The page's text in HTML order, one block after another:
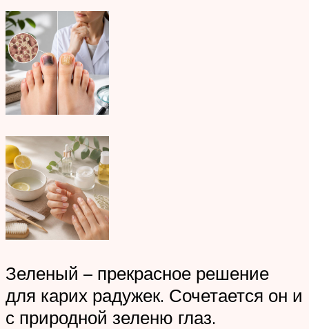
Зеленый – прекрасное решение
для карих радужек. Сочетается он и
с природной зеленю глаз.